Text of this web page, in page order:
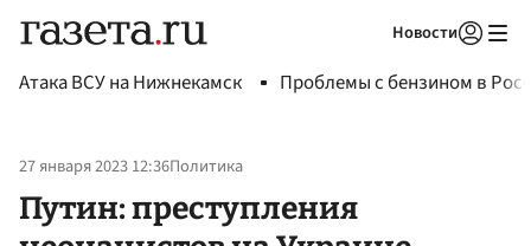
Новости
Атака ВСУ на Нижнекамск Проблемы с бензином в
27 января 2023 12:36Политика
Путин: преступления